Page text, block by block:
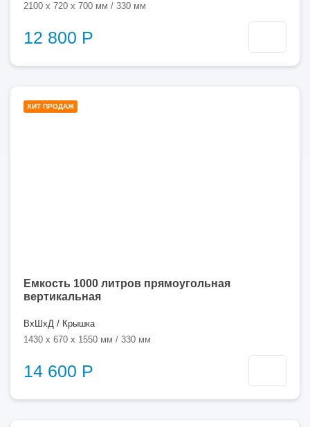
2100 x 720 x 700 мм / 330 мм
12 800 Р
ХИТ ПРОДАЖ
Емкость 1000 литров прямоугольная
вертикальная
ВхШхД / Крышка
1430 x 670 x 1550 мм / 330 мм
14 600 Р